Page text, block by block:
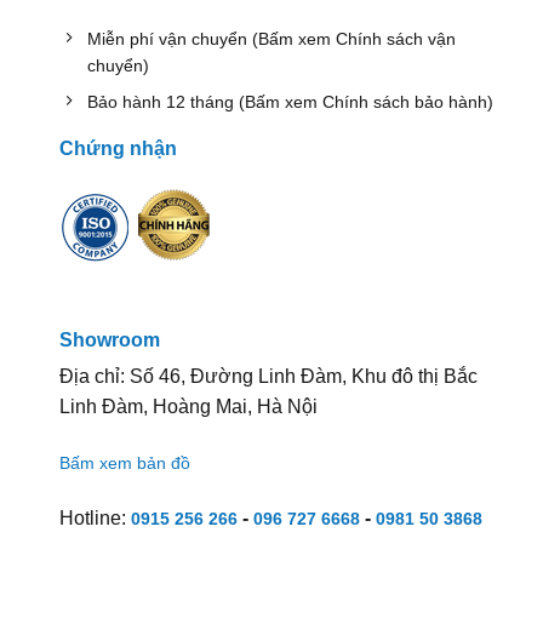
Miễn phí vận chuyển (Bấm xem Chính sách vận
chuyển)
Bảo hành 12 tháng (Bấm xem Chính sách bảo hành)
Chứng nhận
Showroom
Địa chỉ: Số 46, Đường Linh Đàm, Khu đô thị Bắc
Linh Đàm, Hoàng Mai, Hà Nội
Bấm xem bản đồ
Hotline: 0915 256 266- 096 727 6668- 0981 50 3868